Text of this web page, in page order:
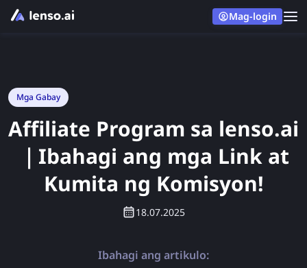
Mag-login
Mga Gabay
Affiliate Program sa lenso.ai
｜Ibahagi ang mga Link at
Kumita ng Komisyon!
18.07.2025
Ibahagi ang artikulo: